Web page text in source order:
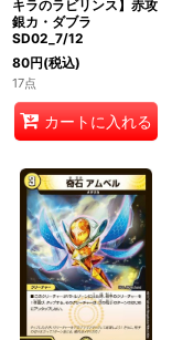
キラのラビリンス】赤攻
銀カ・ダブラ
SD02_7/12
80円(税込)
17点
カートに入れる